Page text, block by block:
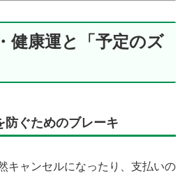
健康運と「予定のズ
防ぐためのブレーキ
キャンセルになったり、支払いの